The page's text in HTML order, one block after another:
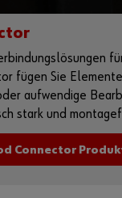
fügen Sie
aufwendige
stark und
Connector